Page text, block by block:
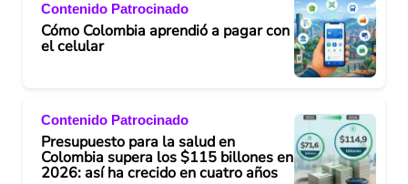
Contenido Patrocinado
Cómo Colombia aprendió a pagar con
el celular
Contenido Patrocinado
Presupuesto para la salud en
Colombia supera los $115 billones en
2026: así ha crecido en cuatro años